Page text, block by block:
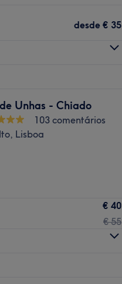
desde € 35
Se procuras os melhores
e o melhor trato
mesma!
Unhas - Chiado
103 comentários
Lisboa
€ 40
€ 55